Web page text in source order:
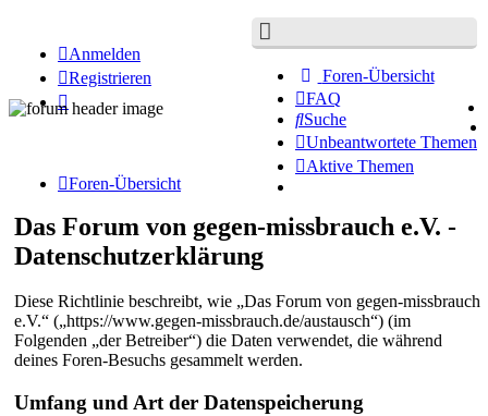
Foren-Übersicht
FAQ
Suche
Unbeantwortete Themen
Aktive Themen
Anmelden
Registrieren
Foren-Übersicht
Das Forum von gegen-missbrauch e.V. -
Datenschutzerklärung
Diese Richtlinie beschreibt, wie „Das Forum von gegen-missbrauch
e.V.“ („https://www.gegen-missbrauch.de/austausch“) (im
Folgenden „der Betreiber“) die Daten verwendet, die während
deines Foren-Besuchs gesammelt werden.
Umfang und Art der Datenspeicherung